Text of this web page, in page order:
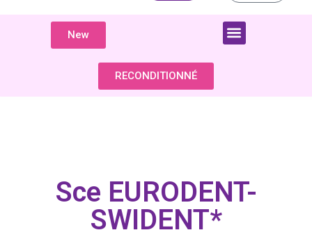
New
RECONDITIONNÉ
Sce EURODENT-
SWIDENT*